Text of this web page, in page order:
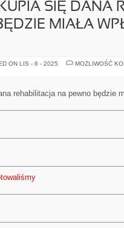
SIĘ DANA
MIAŁA
ON LIS - 6 - 2025
MOŻLIWOŚĆ
rehabilitacja na pewno będzie